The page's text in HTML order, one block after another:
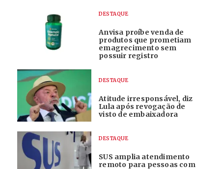
DESTAQUE
Anvisa proíbe venda de
produtos que prometiam
emagrecimento sem
possuir registro
DESTAQUE
Atitude irresponsável, diz
Lula após revogação de
visto de embaixadora
DESTAQUE
SUS amplia atendimento
remoto para pessoas com